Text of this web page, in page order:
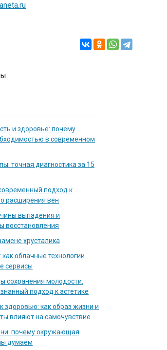
и здоровье: почему
в современном
точная диагностика за 15
подход к
расширения вен
выпадения и
восстановления
хрусталика
облачные технологии
сервисы
сохранения молодости:
подход к эстетике
здоровью: как образ жизни и
влияют на самочувствие
почему окружающая
думаем